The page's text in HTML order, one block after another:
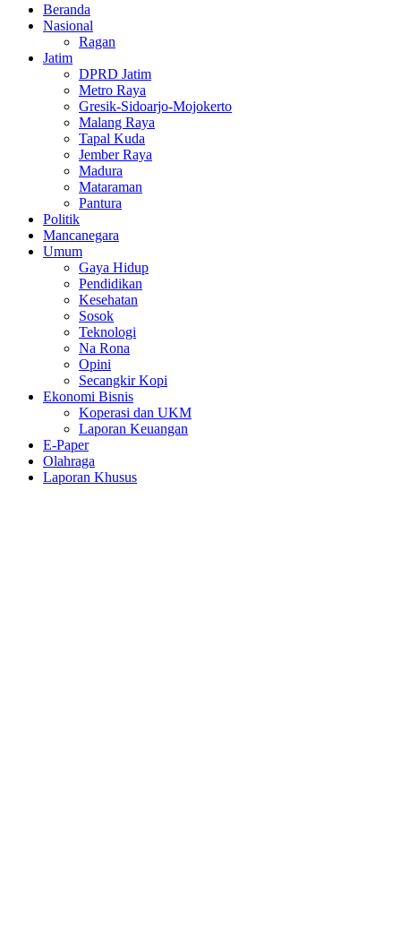
Beranda
Nasional
Ragan
Jatim
DPRD Jatim
Metro Raya
Gresik-Sidoarjo-Mojokerto
Malang Raya
Tapal Kuda
Jember Raya
Madura
Mataraman
Pantura
Politik
Mancanegara
Umum
Gaya Hidup
Pendidikan
Kesehatan
Sosok
Teknologi
Na Rona
Opini
Secangkir Kopi
Ekonomi Bisnis
Koperasi dan UKM
Laporan Keuangan
E-Paper
Olahraga
Laporan Khusus